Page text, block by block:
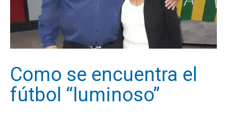
Como se encuentra el
fútbol “luminoso”